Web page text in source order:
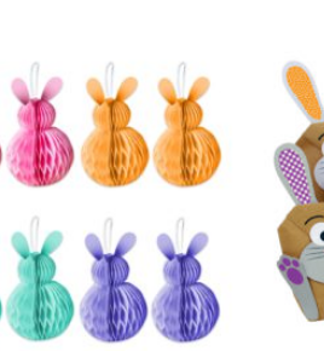
Add to
wishlist